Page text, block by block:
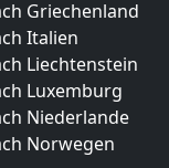
Griechenland
Italien
Liechtenstein
Luxemburg
Niederlande
Norwegen